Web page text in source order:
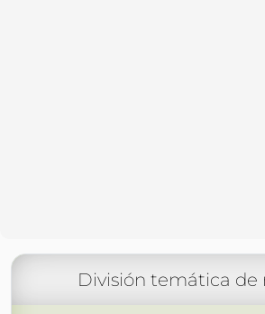
División temática de